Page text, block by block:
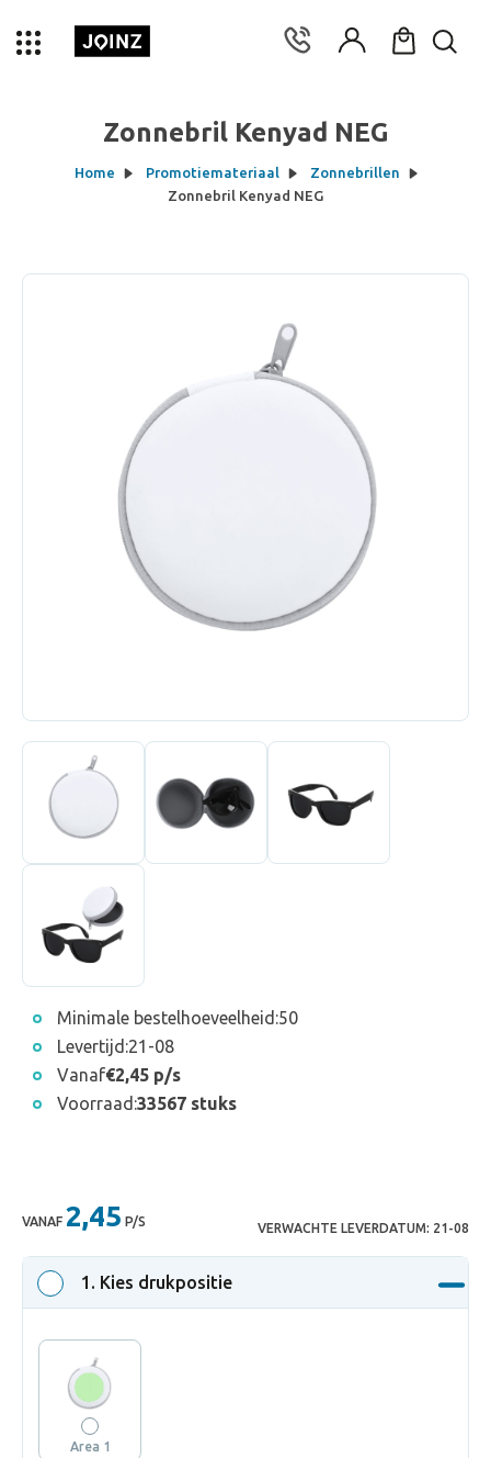
Zonnebril Kenyad NEG
Home Promotiemateriaal
Zonnebrillen
Zonnebril Kenyad NEG
Minimale bestelhoeveelheid:50
Levertijd:21-08
Vanaf€2,45 p/s
Voorraad:33567 stuks
VANAF 2,45 P/S VERWACHTE LEVERDATUM: 21-08
1 . Kies drukpositie
Area 1